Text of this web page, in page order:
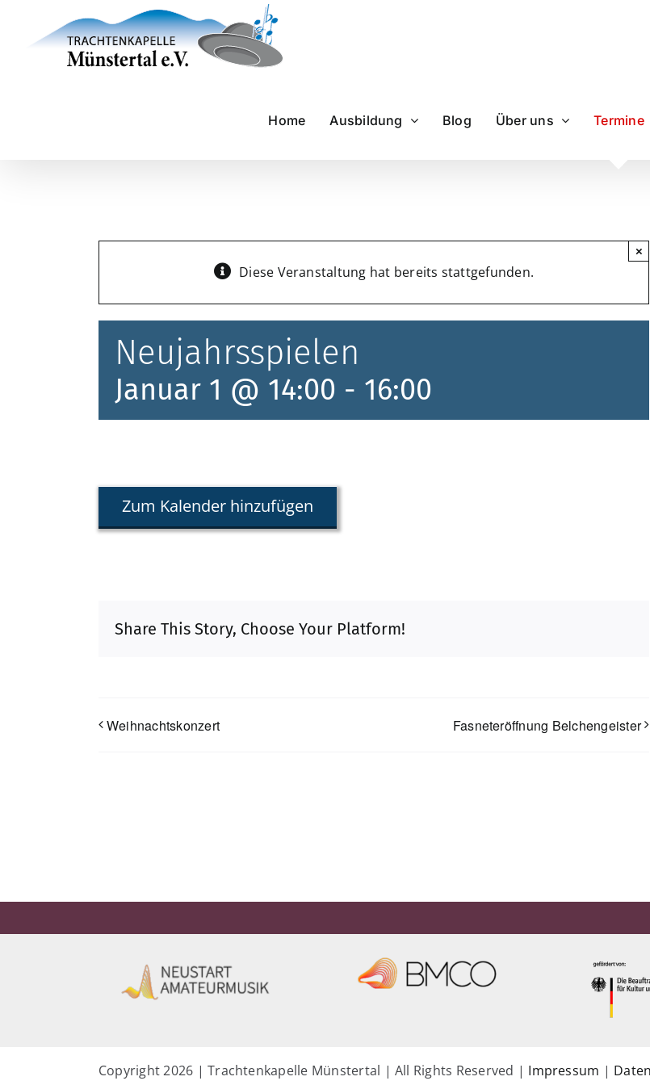
Home Ausbildung Blog Über uns Termine
Diese Veranstaltung hat bereits stattgefunden.
×
Neujahrsspielen
Januar 1 @ 14:00 - 16:00
Zum Kalender hinzufügen
Share This Story, Choose Your Platform!
Weihnachtskonzert Fasneteröffnung Belchengeister
Copyright2026 | Trachtenkapelle Münstertal | All Rights Reserved | Impressum |